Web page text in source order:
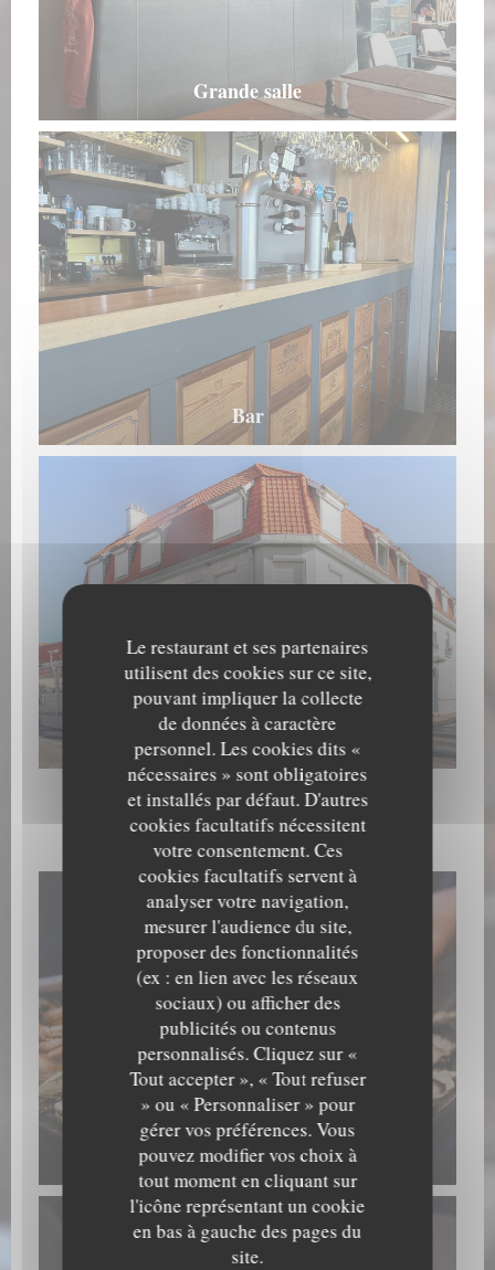
Le restaurant et ses partenaires
utilisent des cookies sur ce site,
pouvant impliquer la collecte
de données à caractère
personnel. Les cookies dits «
nécessaires » sont obligatoires
et installés par défaut. D'autres
cookies facultatifs nécessitent
votre consentement. Ces
cookies facultatifs servent à
analyser votre navigation,
mesurer l'audience du site,
proposer des fonctionnalités
(ex : en lien avec les réseaux
sociaux) ou afficher des
publicités ou contenus
personnalisés. Cliquez sur «
Tout accepter », « Tout refuser
» ou « Personnaliser » pour
gérer vos préférences. Vous
pouvez modifier vos choix à
tout moment en cliquant sur
l'icône représentant un cookie
en bas à gauche des pages du
site.
Grande salle
Bar
Extérieur
Les plats
Fruits de mer